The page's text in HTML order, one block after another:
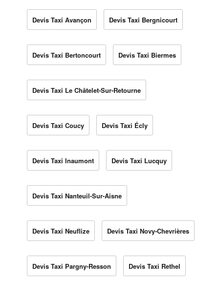
Devis Taxi Avançon Devis Taxi Bergnicourt
Devis Taxi Bertoncourt Devis Taxi Biermes
Devis Taxi Le Châtelet-Sur-Retourne
Devis Taxi Coucy Devis Taxi Écly
Devis Taxi Inaumont Devis Taxi Lucquy
Devis Taxi Nanteuil-Sur-Aisne
Devis Taxi Neuflize Devis Taxi Novy-Chevrières
Devis Taxi Pargny-Resson Devis Taxi Rethel